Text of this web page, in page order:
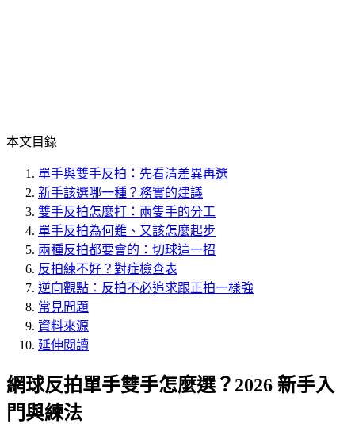
本文目錄
單手與雙手反拍：先看清差異再選
新手該選哪一種？務實的建議
雙手反拍怎麼打：兩隻手的分工
單手反拍為何難、又該怎麼起步
兩種反拍都要會的：切球這一招
反拍練不好？對症檢查表
逆向觀點：反拍不必追求跟正拍一樣強
常見問題
資料來源
延伸閱讀
網球反拍單手雙手怎麼選？2026 新手入
門與練法